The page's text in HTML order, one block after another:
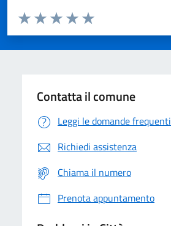
Domanda
Valuta da 1 a 5 stelle la pagina
Valuta 5 stelle su 5
Valuta 4 stelle su 5
Valuta 3 stelle su 5
Valuta 2 stelle su 5
Valuta 1 stelle su 5
Contatta il comune
Leggi le domande frequenti
Richiedi assistenza
Chiama il numero
Prenota appuntamento